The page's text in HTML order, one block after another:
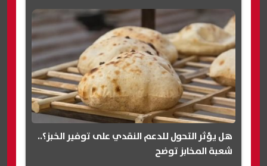
هل يؤثر التحول للدعم النقدي على توفير الخبز؟..
شعبة المخابز توضح